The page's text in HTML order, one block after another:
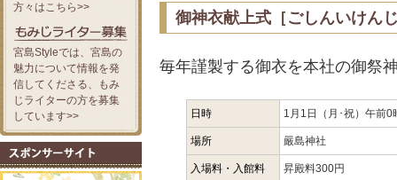
御神衣献上式［ごしんいけん
毎年謹製する御衣を本社の御祭
日時 1月1日（月･祝）午前0
場所 嚴島神社
入場料・入館料 昇殿料300円
方々はこちら>>
宮島Styleでは、宮島の
魅力について情報を発
信してくださる、もみ
じライターの方を募集
しています>>